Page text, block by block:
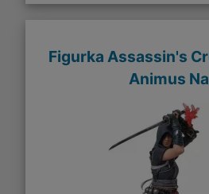
Figurka Assassin's
Animus